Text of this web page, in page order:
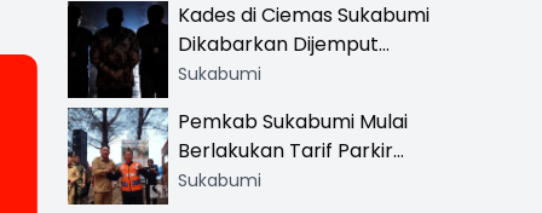
Kades di Ciemas Sukabumi
Dikabarkan Dijemput
Satnarkoba, Polisi
Sukabumi
Pemkab Sukabumi Mulai
Berlakukan Tarif Parkir
Resmi di 13 Lokasi Wisata,
Sukabumi